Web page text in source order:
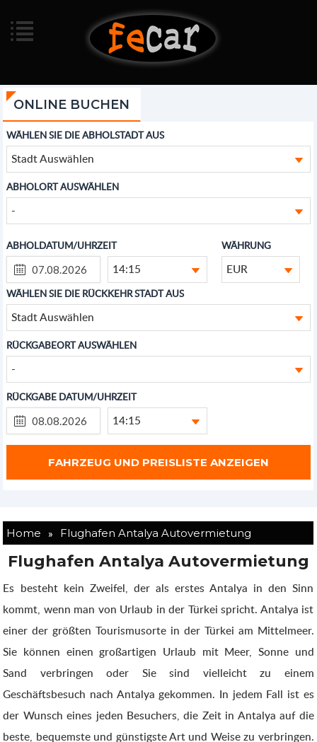
ONLINE BUCHEN
WÄHLEN SIE DIE ABHOLSTADT AUS
Stadt Auswählen
ABHOLORT AUSWÄHLEN
-
ABHOLDATUM/UHRZEIT
14:15
WÄHRUNG
EUR
WÄHLEN SIE DIE RÜCKKEHR STADT AUS
Stadt Auswählen
RÜCKGABEORT AUSWÄHLEN
-
RÜCKGABE DATUM/UHRZEIT
14:15
Home » Flughafen Antalya Autovermietung
Flughafen Antalya Autovermietung
Es besteht kein Zweifel, der als erstes Antalya in den Sinn
kommt, wenn man von Urlaub in der Türkei spricht. Antalya ist
einer der größten Tourismusorte in der Türkei am Mittelmeer.
Sie können einen großartigen Urlaub mit Meer, Sonne und
Sand verbringen oder Sie sind vielleicht zu einem
Geschäftsbesuch nach Antalya gekommen. In jedem Fall ist es
der Wunsch eines jeden Besuchers, die Zeit in Antalya auf die
beste, bequemste und günstigste Art und Weise zu verbringen.